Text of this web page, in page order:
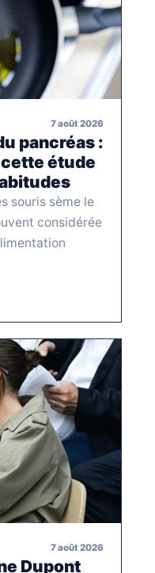
7 août 2026
pancréas :
étude
souris sème le
considérée
7 août 2026
Dupont